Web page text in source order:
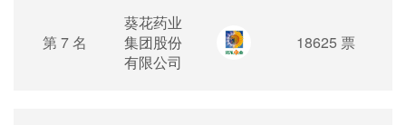
第 7 名
葵花药业
集团股份
有限公司
18625 票